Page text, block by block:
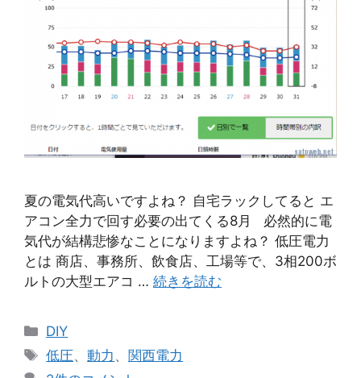
夏の電気代高いですよね？ 自宅ラックしてると エ
アコン全力で回す必要の出てくる8月 必然的に電
気代が結構悲惨なことになりますよね？ 低圧電力
とは 商店、事務所、飲食店、工場等で、3相200ボ
ルトの大型エアコ … 続きを読む
カ
テ
ゴ
DIY
タ
グ
低圧、動力 、関西電力